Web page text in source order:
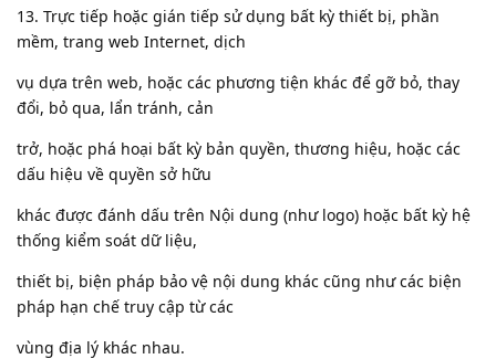
13. Trực tiếp hoặc gián tiếp sử dụng bất kỳ thiết bị, phần
mềm, trang web Internet, dịch
vụ dựa trên web, hoặc các phương tiện khác để gỡ bỏ, thay
đổi, bỏ qua, lẩn tránh, cản
trở, hoặc phá hoại bất kỳ bản quyền, thương hiệu, hoặc các
dấu hiệu về quyền sở hữu
khác được đánh dấu trên Nội dung (như logo) hoặc bất kỳ hệ
thống kiểm soát dữ liệu,
thiết bị, biện pháp bảo vệ nội dung khác cũng như các biện
pháp hạn chế truy cập từ các
vùng địa lý khác nhau.